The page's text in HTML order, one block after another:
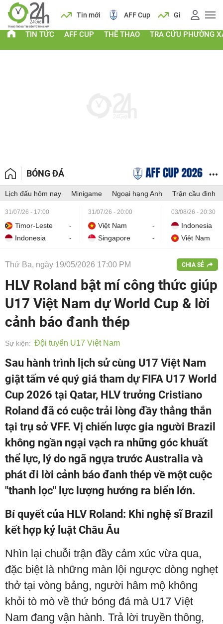
Lịch Tin mới AFF Cup Giá vàng
TIN TỨC AFF CUP THỂ THAO TRA CỨU PHƯỜNG
BÓNG ĐÁ
Lịch đấu hôm nay Minigame Ngoại hạng Anh Trận cầu đinh
31/07/26 - 17:00
Timor-Leste
-
Indonesia
-
31/07/26 - 20:00
Việt Nam
-
Singapore
-
03/08/26 - 20:30
Indonesia
Việt Nam
Thứ Ba, ngày 19/05/2026 17:00 PM CHIA SẺ
HLV Roland bật mí công thức giúp
U17 Việt Nam dự World Cup & lời
cảnh báo đanh thép
Sự kiện: Đội tuyển U17 Việt Nam
Sau hành trình lịch sử cùng U17 Việt Nam
giật tấm vé quý giá tham dự FIFA U17 World
Cup 2026 tại Qatar, HLV trưởng Cristiano
Roland đã có cuộc trải lòng đầy thẳng thắn
tại trụ sở VFF. Vị chiến lược gia người Brazil
không ngần ngại vạch ra những góc khuất
thể lực, lý do ngã ngựa trước Australia và
phát đi lời cảnh báo đanh thép về một cuộc
"thanh lọc" lực lượng hướng ra biển lớn.
Bí quyết của HLV Roland: Khi nghệ sĩ Brazil
kết hợp kỷ luật Châu Âu
Nhìn lại chuỗi trận đầy cảm xúc vừa qua,
đặc biệt là những màn lội ngược dòng nghẹt
thở tại vòng bảng, người hâm mộ không
khỏi tò mò về thứ bóng đá mà U17 Việt
Nam đang vận hành. Trả lời truyền thông,